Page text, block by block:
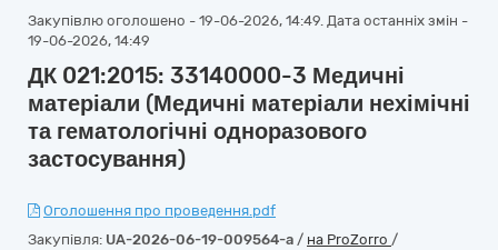
Закупівлю оголошено - 19-06-2026, 14:49. Дата останніх змін -
19-06-2026, 14:49
ДК 021:2015: 33140000-3 Медичні
матеріали (Медичні матеріали нехімічні
та гематологічні одноразового
застосування)
Оголошення про проведення.pdf
Закупівля: UA-2026-06-19-009564-a / на ProZorro /